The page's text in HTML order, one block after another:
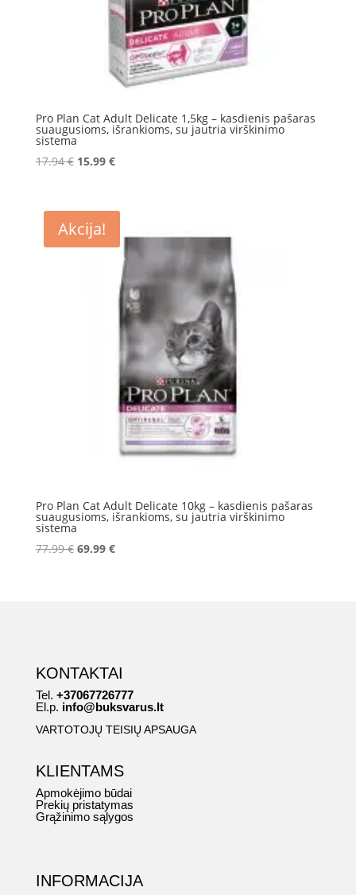
Pro Plan Cat Adult Delicate 1,5kg – kasdienis pašaras
suaugusioms, išrankioms, su jautria virškinimo
sistema
17.94€ Original
17.94 €.
15.99 €Current
15.99 €.
Akcija!
Pro Plan Cat Adult Delicate 10kg – kasdienis pašaras
suaugusioms, išrankioms, su jautria virškinimo
sistema
77.99€ Original
69.99 €Current
KONTAKTAI
Tel. +37067726777
El.p. info@buksvarus.lt
VARTOTOJŲ TEISIŲ APSAUGA
KLIENTAMS
Apmokėjimo būdai
Prekių pristatymas
Grąžinimo sąlygos
INFORMACIJA